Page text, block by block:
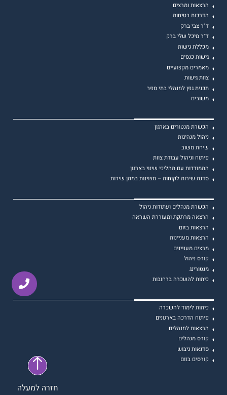
חזרה למעלה
הרצאות ומרצים
הדרכות בטיחות
ד"ר צבי ברק
ד״ר מיכל שלי ברק
מכללת גישות
גישות כנסים
מאמרים מקצועיים
צוות גישות
תכנית גפן למנהלי בתי ספר
משובים
הכשרת מנטורים בארגון
ניהול מנהיגות
שיחת משוב
פיתוח וניהול עבודת צוות
התמודדות עם תהליכי שינוי בארגון
סדנת שירות לקוחות – מצוינות במתן שירות
הכשרת מנהלים ועתודות ניהול
הרצאה מרתקת ומעוררת השראה
הרצאות בזום
הרצאות מעניינות
מרצים מעניינים
קורס ניהול
מנטורינג
כיתות להשכרה ברחובות
כיתות לימוד להשכרה
פיתוח הדרכה בארגונים
הרצאות למנהלים
קורס מנהלים
סדנאות גיבוש
קורסים בזום